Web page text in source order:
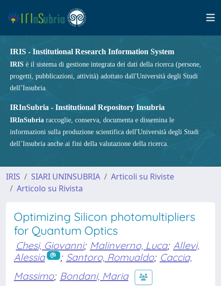
IRIS - Institutional Research Information System
IRIS è il sistema di gestione integrata dei dati della ricerca (persone,
progetti, pubblicazioni, attività) adottato dall'Università degli Studi
dell’Insubria.
IRInSubria - Institutional Repository Insubria
IRInSubria raccoglie, conserva, documenta e dissemina le
informazioni sulla produzione scientifica dell'Università degli Studi
dell’Insubria anche ai fini della valutazione della ricerca.
IRIS SIARI UNINSUBRIA
Articoli su Riviste
Articolo su Rivista
Optimizing Silicon photomultipliers
for Quantum Optics
Chesi, Giovanni; Malinverno, Luca; Allevi,
Alessia
; Santoro, Romualdo; Caccia,
Massimo; Bondani, Maria